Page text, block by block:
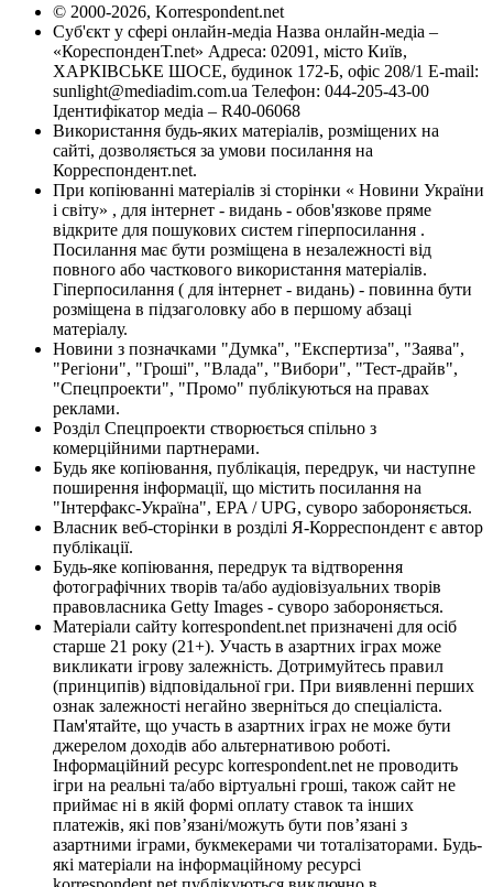
© 2000-2026, Korrespondent.net
Суб'єкт у сфері онлайн-медіа Назва онлайн-медіа –
«КореспонденТ.net» Адреса: 02091, місто Київ,
ХАРКІВСЬКЕ ШОСЕ, будинок 172-Б, офіс 208/1 E-mail:
sunlight@mediadim.com.ua Телефон: 044-205-43-00
Ідентифікатор медіа – R40-06068
Використання будь-яких матеріалів, розміщених на
сайті, дозволяється за умови посилання на
Корреспондент.net.
При копіюванні матеріалів зі сторінки « Новини України
і світу» , для інтернет - видань - обов'язкове пряме
відкрите для пошукових систем гіперпосилання .
Посилання має бути розміщена в незалежності від
повного або часткового використання матеріалів.
Гіперпосилання ( для інтернет - видань) - повинна бути
розміщена в підзаголовку або в першому абзаці
матеріалу.
Новини з позначками "Думка", "Експертиза", "Заява",
"Регіони", "Гроші", "Влада", "Вибори", "Тест-драйв",
"Спецпроекти", "Промо" публікуються на правах
реклами.
Розділ Спецпроекти створюється спільно з
комерційними партнерами.
Будь яке копіювання, публікація, передрук, чи наступне
поширення інформації, що містить посилання на
"Інтерфакс-Україна", EPA / UPG, суворо забороняється.
Власник веб-сторінки в розділі Я-Корреспондент є автор
публікації.
Будь-яке копіювання, передрук та відтворення
фотографічних творів та/або аудіовізуальних творів
правовласника Getty Images - суворо забороняється.
Матеріали сайту korrespondent.net призначені для осіб
старше 21 року (21+). Участь в азартних іграх може
викликати ігрову залежність. Дотримуйтесь правил
(принципів) відповідальної гри. При виявленні перших
ознак залежності негайно зверніться до спеціаліста.
Пам'ятайте, що участь в азартних іграх не може бути
джерелом доходів або альтернативою роботі.
Інформаційний ресурс korrespondent.net не проводить
ігри на реальні та/або віртуальні гроші, також сайт не
приймає ні в якій формі оплату ставок та інших
платежів, які пов’язані/можуть бути пов’язані з
азартними іграми, букмекерами чи тоталізаторами. Будь-
які матеріали на інформаційному ресурсі